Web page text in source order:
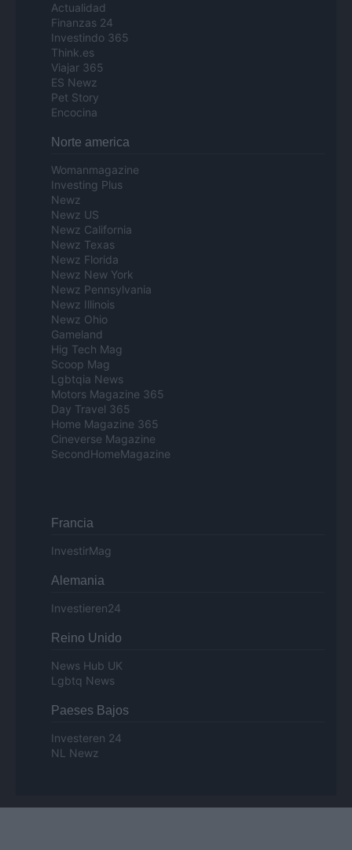
Actualidad
Finanzas 24
Investindo 365
Think.es
Viajar 365
ES Newz
Pet Story
Encocina
Norte america
Womanmagazine
Investing Plus
Newz
Newz US
Newz California
Newz Texas
Newz Florida
Newz New York
Newz Pennsylvania
Newz Illinois
Newz Ohio
Gameland
Hig Tech Mag
Scoop Mag
Lgbtqia News
Motors Magazine 365
Day Travel 365
Home Magazine 365
Cineverse Magazine
SecondHomeMagazine
Francia
InvestirMag
Alemania
Investieren24
Reino Unido
News Hub UK
Lgbtq News
Paeses Bajos
Investeren 24
NL Newz